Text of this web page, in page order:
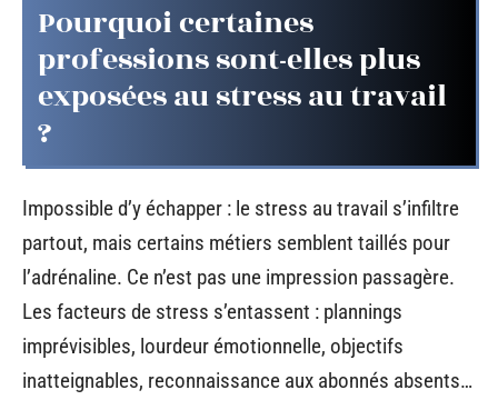
Pourquoi certaines
professions sont-elles plus
exposées au stress au travail
?
Impossible d’y échapper : le stress au travail s’infiltre
partout, mais certains métiers semblent taillés pour
l’adrénaline. Ce n’est pas une impression passagère.
Les facteurs de stress s’entassent : plannings
imprévisibles, lourdeur émotionnelle, objectifs
inatteignables, reconnaissance aux abonnés absents…